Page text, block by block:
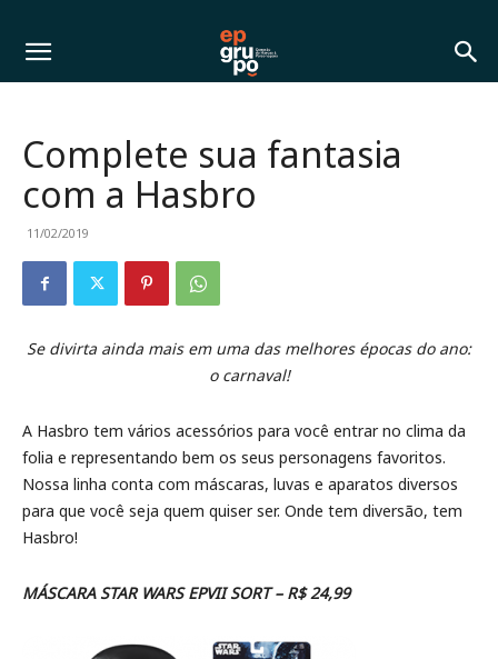
Complete sua fantasia
com a Hasbro
11/02/2019
Se divirta ainda mais em uma das melhores épocas do ano:
o carnaval!
A Hasbro tem vários acessórios para você entrar no clima da
folia e representando bem os seus personagens favoritos.
Nossa linha conta com máscaras, luvas e aparatos diversos
para que você seja quem quiser ser. Onde tem diversão, tem
Hasbro!
MÁSCARA STAR WARS EPVII SORT – R$ 24,99